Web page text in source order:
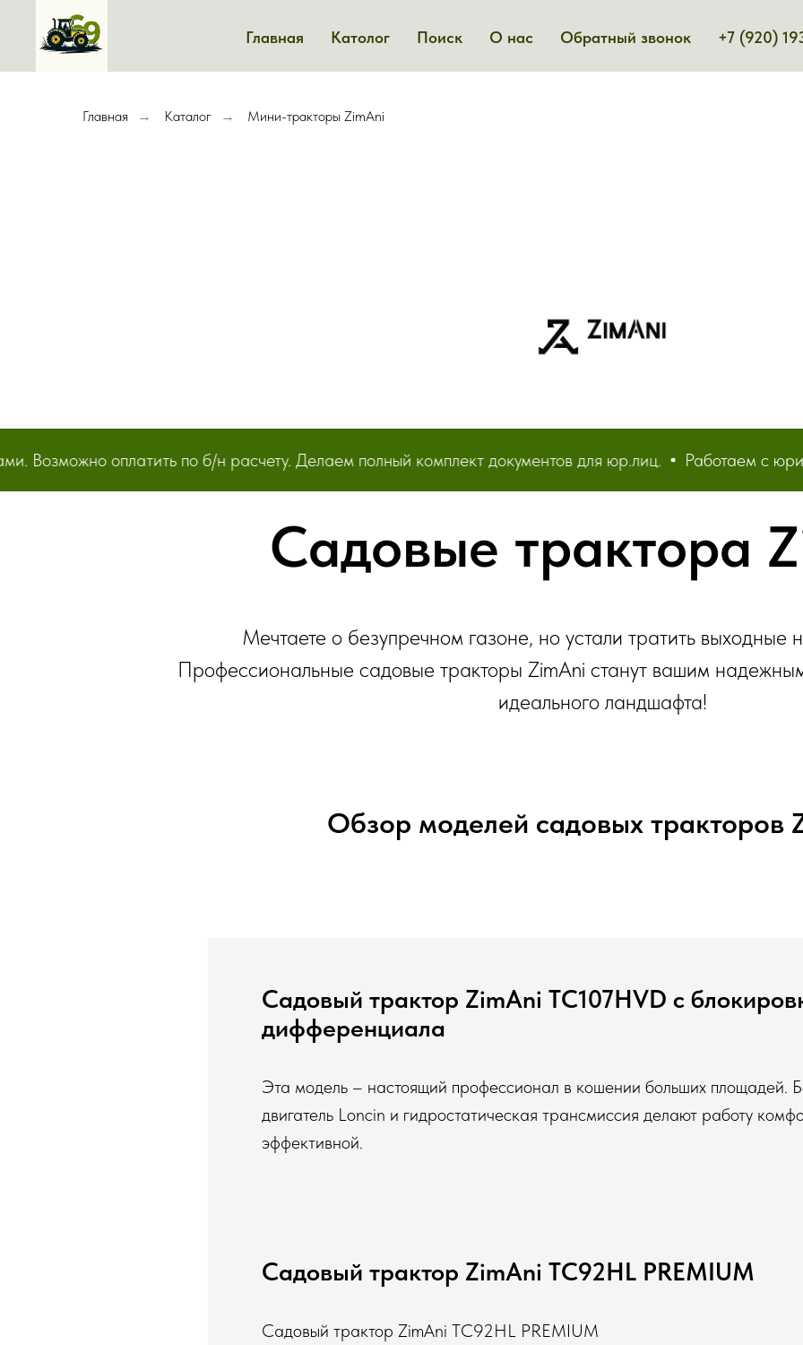
Главная Католог Поиск О нас Обратный звонок +7 (920)
Главная → Каталог → Мини-тракторы ZimAni
оплатить по б/н расчету. Делаем полный комплект документов для юр.лиц. Работаем с
Садовые трактора
Мечтаете о безупречном газоне, но устали тратить выходные
Профессиональные садовые тракторы ZimAni станут вашим
идеального ландшафта!
Обзор моделей садовых тракторов
Садовый трактор ZimAni TC107HVD с
дифференциала
Эта модель – настоящий профессионал в кошении больших площадей.
двигатель Loncin и гидростатическая трансмиссия делают работу
эффективной.
Садовый трактор ZimAni TC92HL PREMIUM
Садовый трактор ZimAni TC92HL PREMIUM